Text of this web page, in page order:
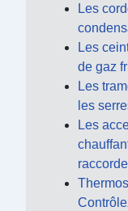
Les
Les
de gaz
Les
les
Les